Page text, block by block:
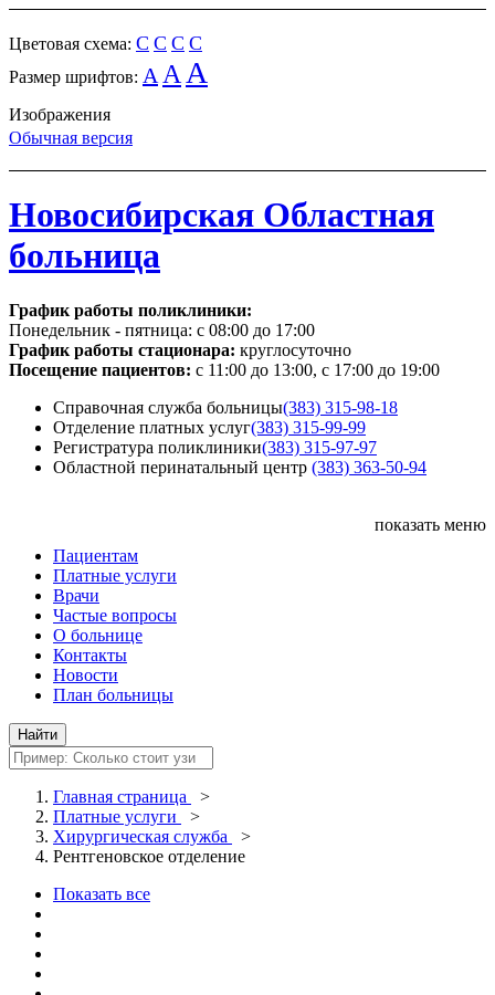
Цветовая схема: C C C C
Размер шрифтов: A A A
Изображения
Обычная версия
Новосибирская Областная
больница
График работы поликлиники:
Понедельник - пятница: с 08:00 до 17:00
График работы стационара: круглосуточно
Посещение пациентов: с 11:00 до 13:00, с 17:00 до 19:00
Справочная служба больницы(383) 315-98-18
Отделение платных услуг(383) 315-99-99
Регистратура поликлиники(383) 315-97-97
Областной перинатальный центр (383) 363-50-94
показать меню
Пациентам
Платные услуги
Врачи
Частые вопросы
О больнице
Контакты
Новости
План больницы
Главная страница
>
Платные услуги
>
Хирургическая служба
>
Рентгеновское отделение
Показать все